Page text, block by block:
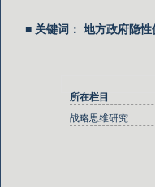
■ 关键词： 地方政府隐性
所在栏目
战略思维研究